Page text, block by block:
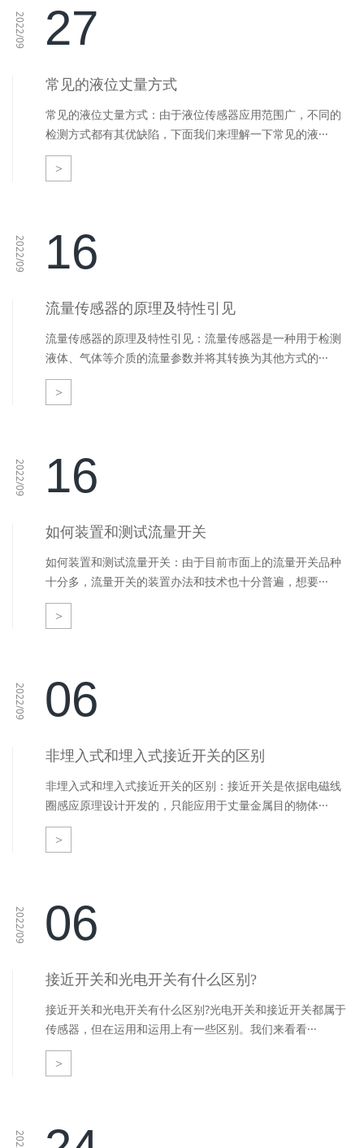
2022/09 27
常见的液位丈量方式
常见的液位丈量方式：由于液位传感器应用范围广，不同的
检测方式都有其优缺陷，下面我们来理解一下常见的液···
>
2022/09 16
流量传感器的原理及特性引见
流量传感器的原理及特性引见：流量传感器是一种用于检测
液体、气体等介质的流量参数并将其转换为其他方式的···
>
2022/09 16
如何装置和测试流量开关
如何装置和测试流量开关：由于目前市面上的流量开关品种
十分多，流量开关的装置办法和技术也十分普遍，想要···
>
2022/09 06
非埋入式和埋入式接近开关的区别
非埋入式和埋入式接近开关的区别：接近开关是依据电磁线
圈感应原理设计开发的，只能应用于丈量金属目的物体···
>
2022/09 06
接近开关和光电开关有什么区别?
接近开关和光电开关有什么区别?光电开关和接近开关都属于
传感器，但在运用和运用上有一些区别。我们来看看···
>